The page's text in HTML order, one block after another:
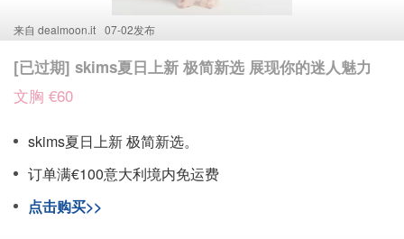
来自 dealmoon.it 07-02发布
[已过期] skims夏日上新 极简新选 展现你的迷人魅力
文胸 €60
skims夏日上新 极简新选。
订单满€100意大利境内免运费
点击购买>>